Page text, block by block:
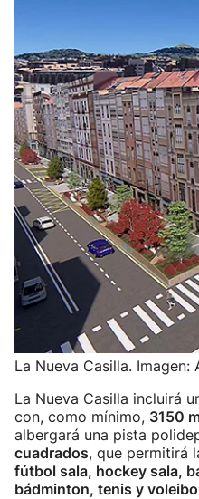
La Nueva Casilla.
La Nueva Casilla incluirá
con, como mínimo, 3150
albergará una pista
cuadrados, que permitirá
fútbol sala, hockey sala,
bádminton, tenis y